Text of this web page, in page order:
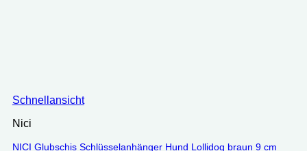
Schnellansicht
Nici
NICI Glubschis Schlüsselanhänger Hund Lollidog braun 9 cm